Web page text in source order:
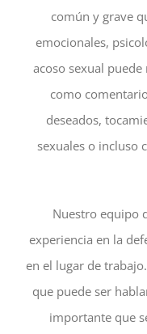
común y grave
emocionales,
acoso sexual
como
deseados,
sexuales o incluso
Nuestro equipo
experiencia en la
en el lugar de
que puede ser
importante que